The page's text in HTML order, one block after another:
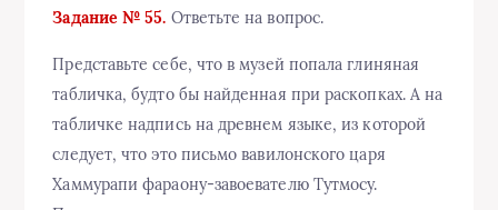
Задание № 55. Ответьте на вопрос.
Представьте себе, что в музей попала глиняная
табличка, будто бы найденная при раскопках. А на
табличке надпись на древнем языке, из которой
следует, что это письмо вавилонского царя
Хаммурапи фараону-завоевателю Тутмосу.